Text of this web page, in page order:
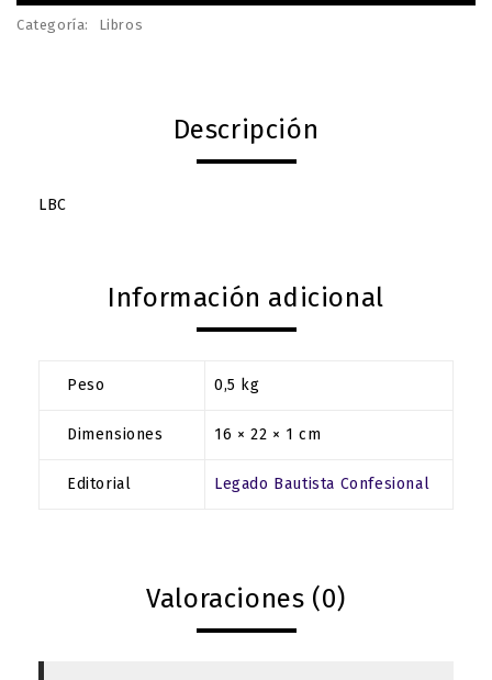
Categoría: Libros
Descripción
LBC
Información adicional
Peso 0,5 kg
Dimensiones 16 × 22 × 1 cm
Editorial Legado Bautista Confesional
Valoraciones (0)